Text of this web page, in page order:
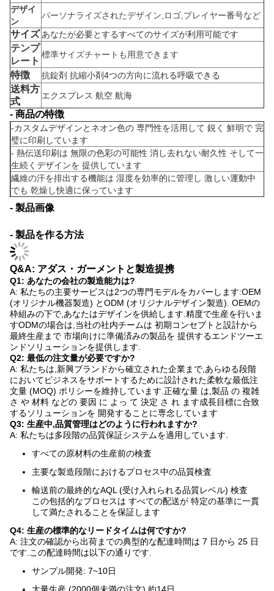
デザイ
ン
パーソナライズされたデザイン,ロゴ,プレイヤー番号など
サイズ あなたが必要とするすべてのサイズが利用可能です
テンプ
レート 標準サイズチャートも用意できます
特徴 抗錠剤 抗縮小剤4つの方向に流れる呼吸できる
送料方
式
エクスプレス 航空 航海
- 商品の特徴
-カスタムデザインとネオン色の 専門性を活用して 鋭く 鮮明で 完
璧に印刷しています
- 熱伝送印刷は 無限の色彩の可能性 消し去れない耐久性 そして一
生続くデザインを 提供しています
繊維の汗を排出する機能は 湿度を効率的に管理し 激しい運動中
でも 乾燥し快適に保っています
- 製品画像
- 製品を作る方法
Q&A: アダス・ガーメントと製造提携
Q1: あなたの会社の製造能力は?
A: 私たちの主要サービスは2つの専門モデルをカバーします:OEM
(オリジナル機器製造) とODM (オリジナルデザイン製造). OEMの
枠組みの下で,あなたはデザインを供給します.精度で生産を行いま
すODMの場合は,当社の社内チームは 初期コンセプトと設計から
最終生産まで 市場向けに準備済みの製品を 提供するエンドツーエ
ンドソリューションを提供します.
Q2: 最低の注文量が必要ですか?
A: 私たちは,新興ブランドから確立された企業まで,あらゆる段階
においてビジネスをサポートするために設計された柔軟な最低注
文量 (MOQ) ポリシーを維持しています.正確な量 は,製品 の 複雑
さ や 材料 などの 要因 に よっ て 決定 さ れ ます成長目標に合致
するソリューションを 開発することに専念しています
Q3: 生産中,品質管理はどのように行われますか?
A: 私たちは多段階の品質保証システムを適用しています.
すべての原材料の生産前の検査
主要な製造段階におけるプロセス中の品質検査
輸送前の最終的なAQL (受け入れられる品質レベル) 検査
この包括的なプロセスは すべての配送が 特定の基準に一貫
して満たされることを保証します
Q4: 生産の標準的なリードタイムは何ですか?
A: 注文の確認から出荷までの典型的な配達時間は 7 日から 25 日
です.この配達時間は以下の通りです.
サンプル開発: 7~10日